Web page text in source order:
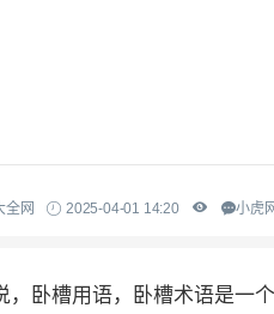
全网 2025-04-01 14:20 小虎
，卧槽用语，卧槽术语是一